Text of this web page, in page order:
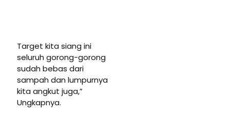
Target kita siang ini
seluruh gorong-gorong
sudah bebas dari
sampah dan lumpurnya
kita angkut juga,”
Ungkapnya.